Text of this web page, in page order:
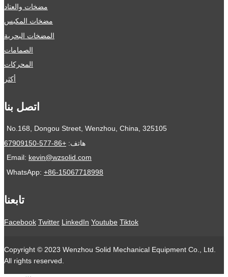
مضخات والعتاد
مضخات المكبس
المضخات البحرية
الصمامات
المحركات
أكثر
اتصل بنا
No.168, Dongou Street, Wenzhou, China, 325105
هاتف: +86-577-67909150
Email: kevin@wzsolid.com
WhatsApp: +86-15067718998
تابعنا
Facebook Twitter LinkedIn Youtube Tiktok
Copyright © 2023 Wenzhou Solid Mechanical Equipment Co., Ltd.
All rights reserved.